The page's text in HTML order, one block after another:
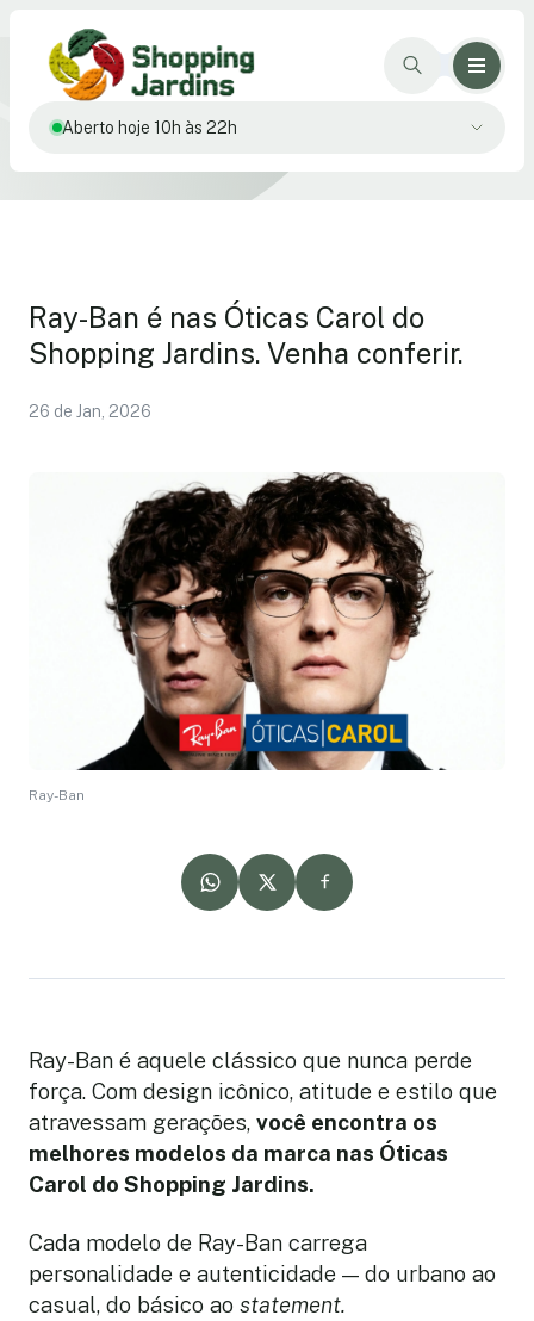
Aberto hoje 10h às 22h
Ray-Ban é nas Óticas Carol do
Shopping Jardins. Venha conferir.
26 de Jan, 2026
Ray-Ban
Ray-Ban é aquele clássico que nunca perde
força. Com design icônico, atitude e estilo que
atravessam gerações, você encontra os
melhores modelos da marca nas Óticas
Carol do Shopping Jardins.
Cada modelo de Ray-Ban carrega
personalidade e autenticidade — do urbano ao
casual, do básico ao statement.